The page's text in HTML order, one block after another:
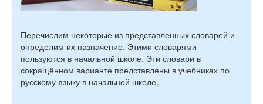
Перечислим некоторые из представленных словарей и
определим их назначение. Этими словарями
пользуются в начальной школе. Эти словари в
сокращённом варианте представлены в учебниках по
русскому языку в начальной школе.